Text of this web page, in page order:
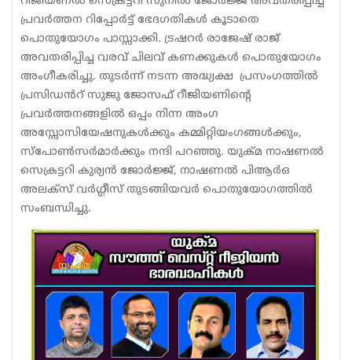
പ്രവർത്തന റിപ്പോർട്ട് ഭേദഗതികൾ കൂടാതെ
പൊതുയോഗം പാസ്സാക്കി. ട്രഷറർ രാജേഷ് രാജ്
അവതരിപ്പിച്ച വരവ് ചിലവ് കണക്കുകൾ പൊതുയോഗം
അംഗീകരിച്ചു. തുടർന്ന് നടന്ന അദ്ധ്യക്ഷ പ്രസംഗത്തിൽ
പ്രസിഡൻറ് സുജു ജോസഫ് റീജിയണിന്റെ
പ്രവർത്തനങ്ങളിൽ ഒപ്പം നിന്ന അംഗ
അസ്സോസിയേഷനുകൾക്കും കമ്മിറ്റിയംഗങ്ങൾക്കും,
സ്പോൺസർമാർക്കും നന്ദി പറഞ്ഞു. യുക്മ നാഷണൽ
സെക്രട്ടറി കുര്യൻ ജോർജ്ജ്, നാഷണൽ പിആർഒ
അലക്സ് വർഗ്ഗീസ് തുടങ്ങിയവർ പൊതുയോഗത്തിൽ
സംബന്ധിച്ചു.